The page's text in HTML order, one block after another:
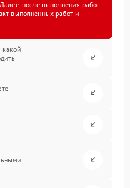
после выполнения работ
выполненных работ и
какой